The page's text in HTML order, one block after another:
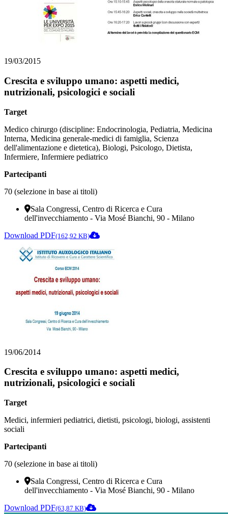
19/03/2015
Crescita e sviluppo umano: aspetti medici,
nutrizionali, psicologici e sociali
Target
Medico chirurgo (discipline: Endocrinologia, Pediatria, Medicina
Interna, Medicina generale-medici di famiglia, Scienza
dell'alimentazione e dietetica), Biologi, Psicologo, Dietista,
Infermiere, Infermiere pediatrico
Partecipanti
70 (selezione in base ai titoli)
Sala Congressi, Centro di Ricerca e Cura
dell'invecchiamento - Via Mosé Bianchi, 90 - Milano
Download PDF(162,92 KB)
19/06/2014
Crescita e sviluppo umano: aspetti medici,
nutrizionali, psicologici e sociali
Target
Medici, infermieri pediatrici, dietisti, psicologi, biologi, assistenti
sociali
Partecipanti
70 (selezione in base ai titoli)
Sala Congressi, Centro di Ricerca e Cura
dell'invecchiamento - Via Mosé Bianchi, 90 - Milano
Download PDF(63,87 KB)